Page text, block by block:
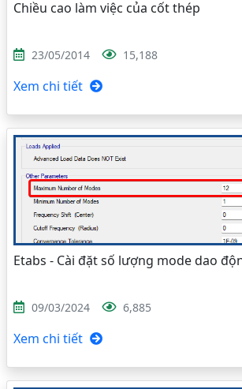
Chiều cao làm việc của cốt thép
23/05/2014 15,188
Xem chi tiết
Etabs - Cài đặt số lượng mode dao
09/03/2024 6,885
Xem chi tiết